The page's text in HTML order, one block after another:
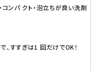
ンパ クト・泡立ちが良い洗剤
、すすぎは1 回だけでOK！